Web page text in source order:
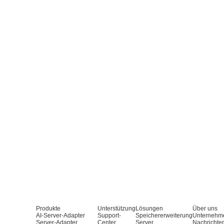
Produkte
AI-Server-Adapter
Server-Adapter
Unterstützung
Support-
Center
Lösungen
Speichererweiterung
Server
Über uns